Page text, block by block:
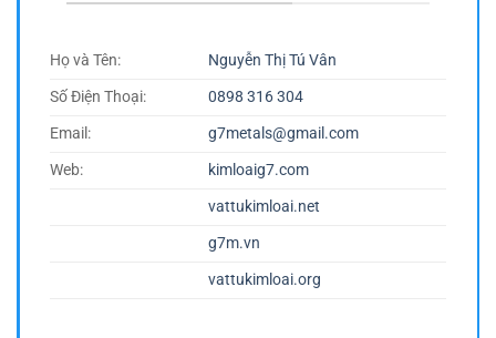
Họ và Tên:
Nguyễn Thị Tú Vân
Số Điện Thoại:
0898 316 304
Email:
g7metals@gmail.com
Web:
kimloaig7.com
vattukimloai.net
g7m.vn
vattukimloai.org